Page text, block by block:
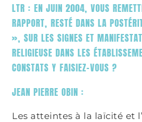
LTR : EN JUIN 2004, VOUS
RAPPORT, RESTÉ DANS LA
», SUR LES SIGNES ET
RELIGIEUSE DANS LES
CONSTATS Y FAISIEZ-VOUS ?
JEAN PIERRE OBIN :
Les atteintes à la laïcité et